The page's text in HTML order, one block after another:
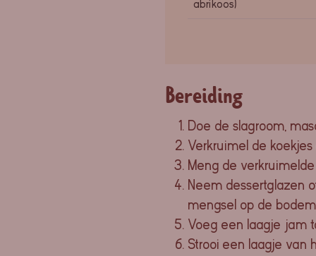
abrikoos)
Bereiding
Doe de slagroom,
Verkruimel de
Meng de
Neem dessertglazen
mengsel op de
Voeg een laagje jam
Strooi een laagje van